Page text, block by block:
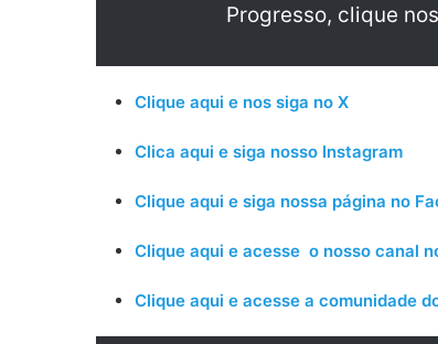
Progresso, clique
Clique aqui e nos siga no X
Clica aqui e siga nosso Instagram
Clique aqui e siga nossa página no
Clique aqui e acesse o nosso canal
Clique aqui e acesse a comunidade